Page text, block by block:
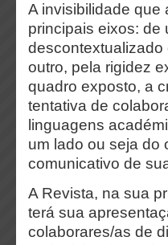
A invisibilidade que
principais eixos: de
descontextualizado
outro, pela rigidez
quadro exposto, a
tentativa de
linguagens
um lado ou seja do
comunicativo de
A Revista, na sua
terá sua
colaborares/as de